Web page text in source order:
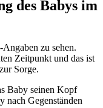
des Babys im
zu sehen.
Zeitpunkt und das ist
Sorge.
Baby seinen Kopf
nach Gegenständen